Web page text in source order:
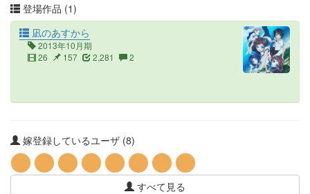
登場作品 (1)
凪のあすから
2013年10月期
26
157 2,281 2
嫁登録しているユーザ (8)
すべて見る